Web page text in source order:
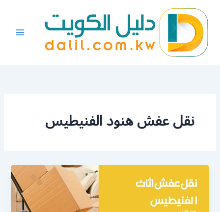
المحتوى
نقل عفش هنود الفنيطيس